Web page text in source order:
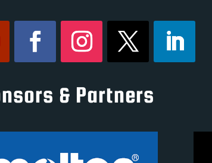
& Partners